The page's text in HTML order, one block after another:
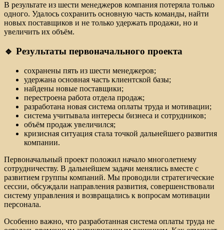
В результате из шести менеджеров компания потеряла только
одного. Удалось сохранить основную часть команды, найти
новых поставщиков и не только удержать продажи, но и
увеличить их объём.
🔹 Результаты первоначального проекта
сохранены пять из шести менеджеров;
удержана основная часть клиентской базы;
найдены новые поставщики;
перестроена работа отдела продаж;
разработана новая система оплаты труда и мотивации;
система учитывала интересы бизнеса и сотрудников;
объём продаж увеличился;
кризисная ситуация стала точкой дальнейшего развития
компании.
Первоначальный проект положил начало многолетнему
сотрудничеству. В дальнейшем задачи менялись вместе с
развитием группы компаний. Мы проводили стратегические
сессии, обсуждали направления развития, совершенствовали
систему управления и возвращались к вопросам мотивации
персонала.
Особенно важно, что разработанная система оплаты труда не